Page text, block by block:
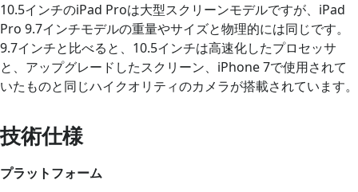
10.5インチのiPad Proは大型スクリーンモデルですが、iPad
Pro 9.7インチモデルの重量やサイズと物理的には同じです。
9.7インチと比べると、10.5インチは高速化したプロセッサ
と、アップグレードしたスクリーン、iPhone 7で使用されて
いたものと同じハイクオリティのカメラが搭載されています。
技術仕様
プラットフォーム